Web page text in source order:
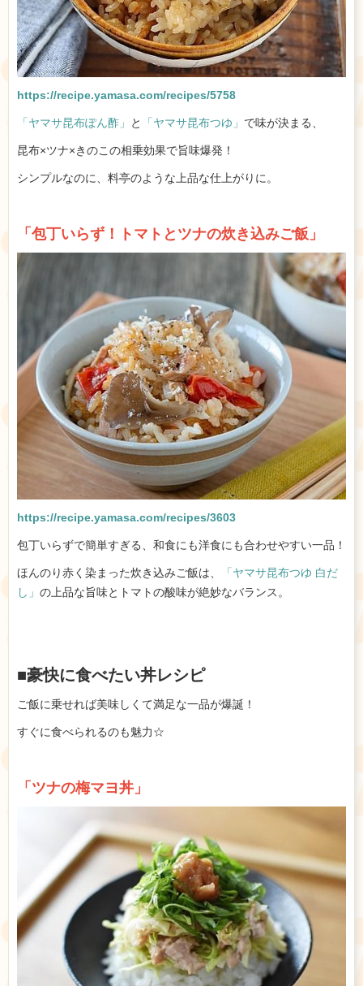
https://recipe.yamasa.com/recipes/5758
「ヤマサ昆布ぽん酢」 と 「ヤマサ昆布つゆ」 で味が決まる、
昆布×ツナ×きのこの相乗効果で旨味爆発！
シンプルなのに、料亭のような上品な仕上がりに。
「包丁いらず！トマトとツナの炊き込みご飯」
https://recipe.yamasa.com/recipes/3603
包丁いらずで簡単すぎる、和食にも洋食にも合わせやすい一品！
ほんのり赤く染まった炊き込みご飯は、
「ヤマサ昆布つゆ 白だ
し」 の上品な旨味とトマトの酸味が絶妙なバランス。
■豪快に食べたい丼レシピ
ご飯に乗せれば美味しくて満足な一品が爆誕！
すぐに食べられるのも魅力☆
「ツナの梅マヨ丼」